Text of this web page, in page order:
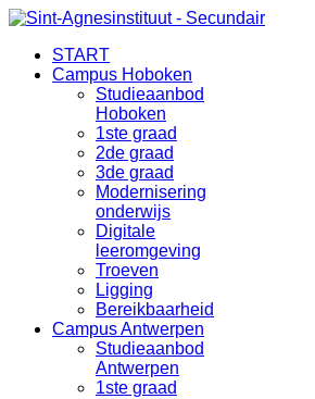
START
Campus Hoboken
Studieaanbod
Hoboken
1ste graad
2de graad
3de graad
Modernisering
onderwijs
Digitale
leeromgeving
Troeven
Ligging
Bereikbaarheid
Campus Antwerpen
Studieaanbod
Antwerpen
1ste graad